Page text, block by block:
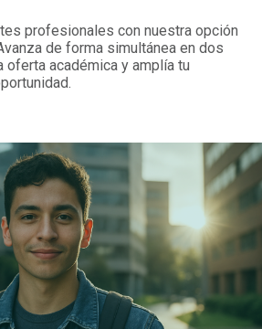
profesionales con nuestra opción
de forma simultánea en dos
oferta académica y amplía tu